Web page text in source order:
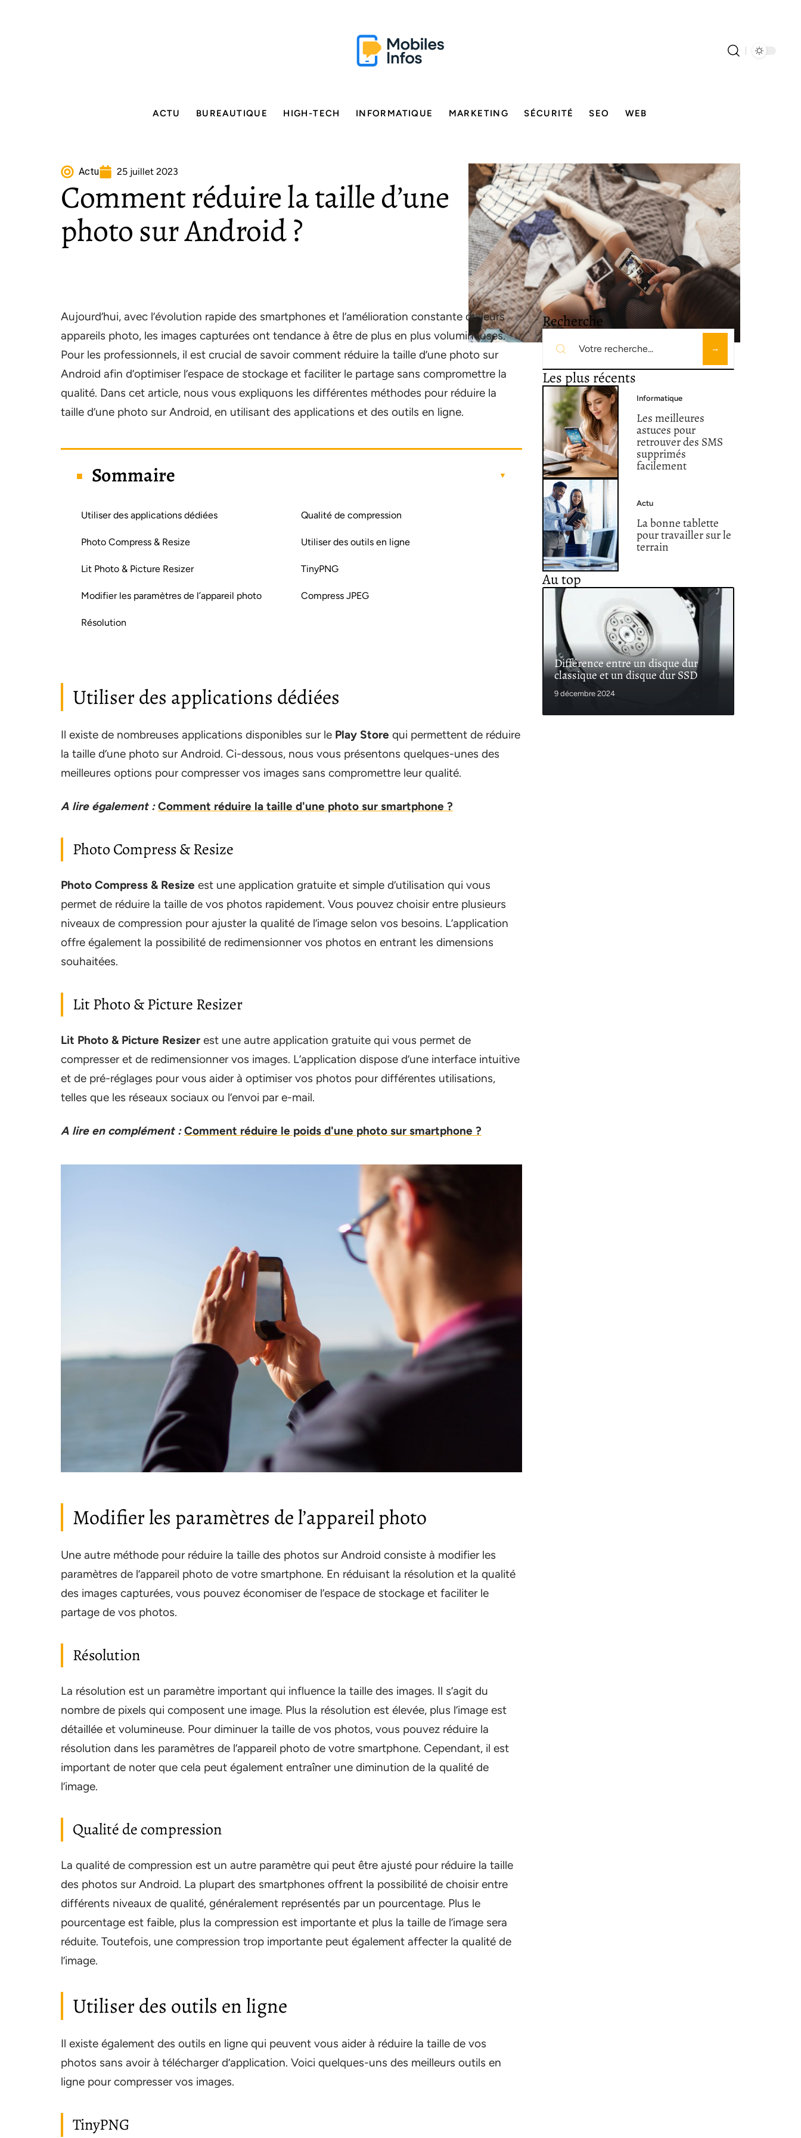
ACTU BUREAUTIQUE HIGH-TECH INFORMATIQUE MARKETING SÉCURITÉ SEO WEB
Actu 25 juillet 2023
Comment réduire la taille d’une
photo sur Android ?
Aujourd’hui, avec l’évolution rapide des smartphones et l’amélioration constante de leurs
appareils photo, les images capturées ont tendance à être de plus en plus volumineuses.
Pour les professionnels, il est crucial de savoir comment réduire la taille d’une photo sur
Android afin d’optimiser l’espace de stockage et faciliter le partage sans compromettre la
qualité. Dans cet article, nous vous expliquons les différentes méthodes pour réduire la
taille d’une photo sur Android, en utilisant des applications et des outils en ligne.
Sommaire
Utiliser des applications dédiées
Photo Compress & Resize
Lit Photo & Picture Resizer
Modifier les paramètres de l’appareil photo
Résolution
Qualité de compression
Utiliser des outils en ligne
TinyPNG
Compress JPEG
Utiliser des applications dédiées
Il existe de nombreuses applications disponibles sur le Play Store qui permettent de réduire
la taille d’une photo sur Android. Ci-dessous, nous vous présentons quelques-unes des
meilleures options pour compresser vos images sans compromettre leur qualité.
A lire également : Comment réduire la taille d'une photo sur smartphone ?
Photo Compress & Resize
Photo Compress & Resize est une application gratuite et simple d’utilisation qui vous
permet de réduire la taille de vos photos rapidement. Vous pouvez choisir entre plusieurs
niveaux de compression pour ajuster la qualité de l’image selon vos besoins. L’application
offre également la possibilité de redimensionner vos photos en entrant les dimensions
souhaitées.
Lit Photo & Picture Resizer
Lit Photo & Picture Resizer est une autre application gratuite qui vous permet de
compresser et de redimensionner vos images. L’application dispose d’une interface intuitive
et de pré-réglages pour vous aider à optimiser vos photos pour différentes utilisations,
telles que les réseaux sociaux ou l’envoi par e-mail.
A lire en complément : Comment réduire le poids d'une photo sur smartphone ?
Modifier les paramètres de l’appareil photo
Une autre méthode pour réduire la taille des photos sur Android consiste à modifier les
paramètres de l’appareil photo de votre smartphone. En réduisant la résolution et la qualité
des images capturées, vous pouvez économiser de l’espace de stockage et faciliter le
partage de vos photos.
Résolution
La résolution est un paramètre important qui influence la taille des images. Il s’agit du
nombre de pixels qui composent une image. Plus la résolution est élevée, plus l’image est
détaillée et volumineuse. Pour diminuer la taille de vos photos, vous pouvez réduire la
résolution dans les paramètres de l’appareil photo de votre smartphone. Cependant, il est
important de noter que cela peut également entraîner une diminution de la qualité de
l’image.
Qualité de compression
La qualité de compression est un autre paramètre qui peut être ajusté pour réduire la taille
des photos sur Android. La plupart des smartphones offrent la possibilité de choisir entre
différents niveaux de qualité, généralement représentés par un pourcentage. Plus le
pourcentage est faible, plus la compression est importante et plus la taille de l’image sera
réduite. Toutefois, une compression trop importante peut également affecter la qualité de
l’image.
Utiliser des outils en ligne
Il existe également des outils en ligne qui peuvent vous aider à réduire la taille de vos
photos sans avoir à télécharger d’application. Voici quelques-uns des meilleurs outils en
ligne pour compresser vos images.
TinyPNG
Recherche
Les plus récents
Informatique
Les meilleures
astuces pour
retrouver des SMS
supprimés
facilement
Actu
La bonne tablette
pour travailler sur le
terrain
Au top
Différence entre un disque dur
classique et un disque dur SSD
9 décembre 2024